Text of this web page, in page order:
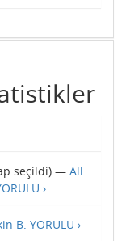
seçildi) — All
›
B. YORULU ›